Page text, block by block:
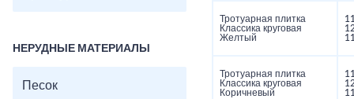
НЕРУДНЫЕ МАТЕРИАЛЫ
Песок
Тротуарная плитка
Классика круговая
Желтый
Тротуарная плитка
Классика круговая
Коричневый